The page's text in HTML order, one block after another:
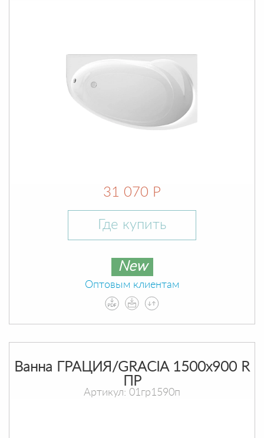
31 070 Р
Где купить
New
Оптовым клиентам
Ванна ГРАЦИЯ/GRACIA 1500х900 R
ПР
Артикул: 01гр1590п